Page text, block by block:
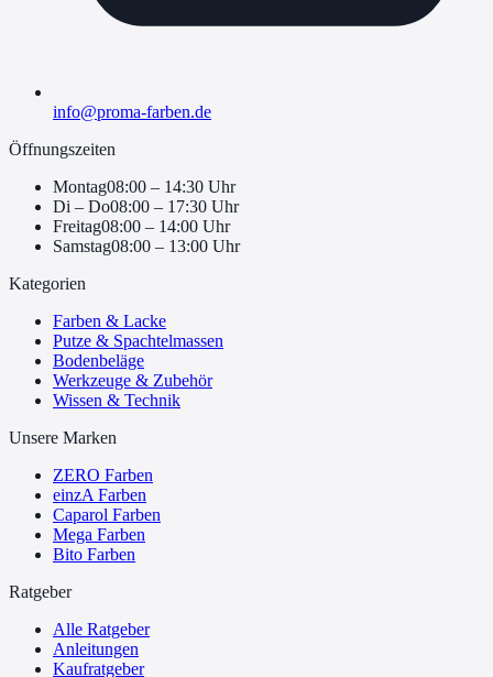
info@proma-farben.de
Öffnungszeiten
Montag08:00 – 14:30 Uhr
Di – Do08:00 – 17:30 Uhr
Freitag08:00 – 14:00 Uhr
Samstag08:00 – 13:00 Uhr
Kategorien
Farben & Lacke
Putze & Spachtelmassen
Bodenbeläge
Werkzeuge & Zubehör
Wissen & Technik
Unsere Marken
ZERO Farben
einzA Farben
Caparol Farben
Mega Farben
Bito Farben
Ratgeber
Alle Ratgeber
Anleitungen
Kaufratgeber